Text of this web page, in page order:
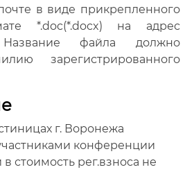
в виде прикрепленного
*.doc(*.docx) на адрес
файла должно
зарегистрированного
г. Воронежа
конференции
стоимость рег.взноса не